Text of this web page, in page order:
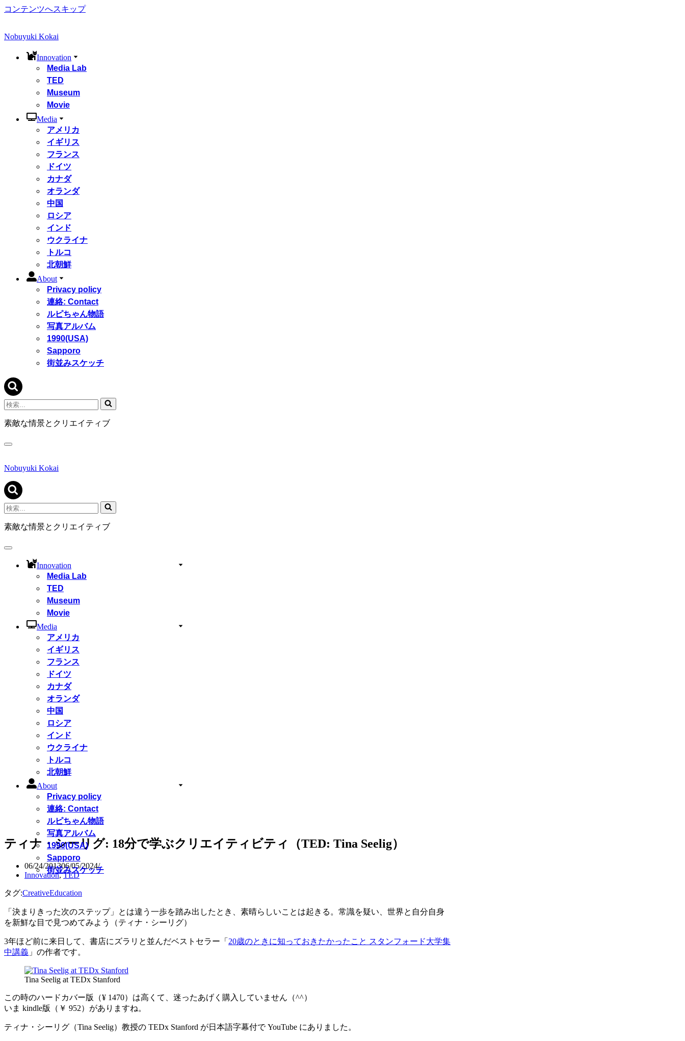
コンテンツへスキップ
Nobuyuki Kokai
Innovation
Media Lab
TED
Museum
Movie
Media
アメリカ
イギリス
フランス
ドイツ
カナダ
オランダ
中国
ロシア
インド
ウクライナ
トルコ
北朝鮮
About
Privacy policy
連絡: Contact
ルピちゃん物語
写真アルバム
1990(USA)
Sapporo
街並みスケッチ
検
索...
素敵な情景とクリエイティブ
ナ
ゲ
シ
ョ
ン
メ
ニ
ュ
Nobuyuki Kokai
検
索...
素敵な情景とクリエイティブ
ナ
Innovation
Media Lab
TED
Museum
Movie
Media
アメリカ
イギリス
フランス
ドイツ
カナダ
オランダ
中国
ロシア
インド
ウクライナ
トルコ
北朝鮮
About
Privacy policy
連絡: Contact
ルピちゃん物語
写真アルバム
1990(USA)
Sapporo
街並みスケッチ
ティナ・シーリグ: 18分で学ぶクリエイティビティ（TED: Tina Seelig）
06/24/201306/05/2024
Innovation,TED
タグ:CreativeEducation
「決まりきった次のステップ」とは違う一歩を踏み出したとき、素晴らしいことは起きる。常識を疑い、世界と自分自身
を新鮮な目で見つめてみよう（ティナ・シーリグ）
3年ほど前に来日して、書店にズラリと並んだベストセラー「 20歳のときに知っておきたかったこと スタンフォード大学集
中講義 」の作者です。
Tina Seelig at TEDx Stanford
この時のハードカバー版（¥ 1470）は高くて、迷ったあげく購入していません（^^）
いま kindle版（￥ 952）がありますね。
ティナ・シーリグ（Tina Seelig）教授の TEDx Stanford が日本語字幕付で YouTube にありました。